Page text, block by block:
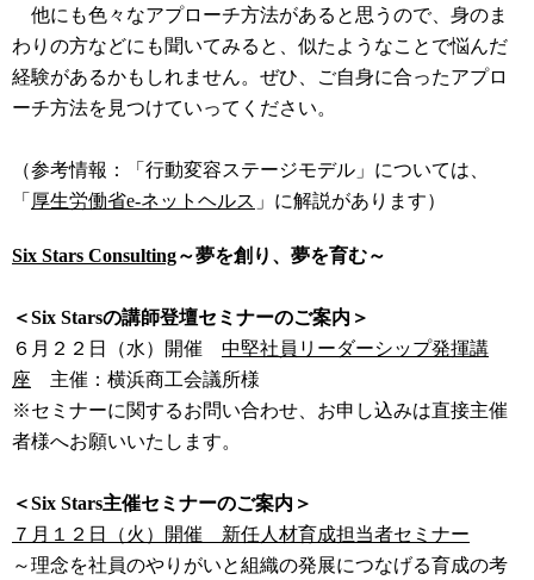
他にも色々なアプローチ方法があると思うので、身のま
わりの方などにも聞いてみると、似たようなことで悩んだ
経験があるかもしれません。ぜひ、ご自身に合ったアプロ
ーチ方法を見つけていってください。
（参考情報：「行動変容ステージモデル」については、
「 厚生労働省e-ネットヘルス 」に解説があります）
Six Stars Consulting～夢を創り、夢を育む～
＜Six Starsの講師登壇セミナーのご案内＞
６月２２日（水）開催 中堅社員リーダーシップ発揮講
座 主催：横浜商工会議所様
※セミナーに関するお問い合わせ、お申し込みは直接主催
者様へお願いいたします。
＜Six Stars主催セミナーのご案内＞
７月１２日（火）開催 新任人材育成担当者セミナー
～理念を社員のやりがいと組織の発展につなげる育成の考